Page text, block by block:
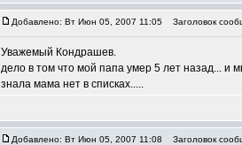
Добавлено: Вт Июн 05, 2007 11:05 Заголовок
Уважемый Кондрашев.
дело в том что мой папа умер 5 лет назад... и
знала мама нет в списках.....
Добавлено: Вт Июн 05, 2007 11:08 Заголовок